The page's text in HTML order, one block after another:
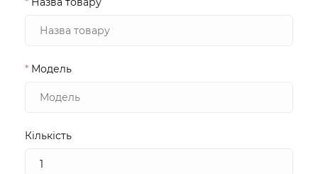
* Модель
Кількість